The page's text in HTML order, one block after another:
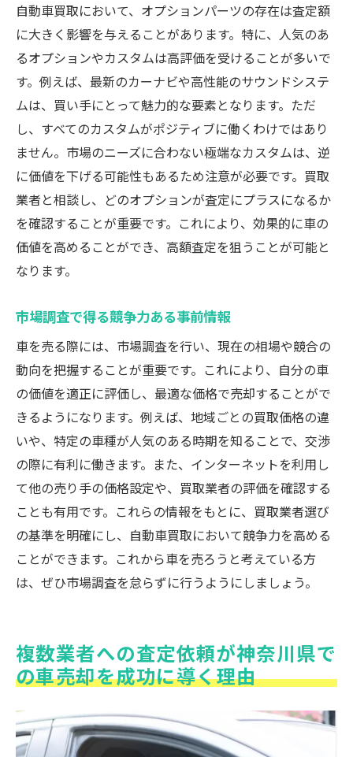
自動車買取において、オプションパーツの存在は査定額
に大きく影響を与えることがあります。特に、人気のあ
るオプションやカスタムは高評価を受けることが多いで
す。例えば、最新のカーナビや高性能のサウンドシステ
ムは、買い手にとって魅力的な要素となります。ただ
し、すべてのカスタムがポジティブに働くわけではあり
ません。市場のニーズに合わない極端なカスタムは、逆
に価値を下げる可能性もあるため注意が必要です。買取
業者と相談し、どのオプションが査定にプラスになるか
を確認することが重要です。これにより、効果的に車の
価値を高めることができ、高額査定を狙うことが可能と
なります。
市場調査で得る競争力ある事前情報
車を売る際には、市場調査を行い、現在の相場や競合の
動向を把握することが重要です。これにより、自分の車
の価値を適正に評価し、最適な価格で売却することがで
きるようになります。例えば、地域ごとの買取価格の違
いや、特定の車種が人気のある時期を知ることで、交渉
の際に有利に働きます。また、インターネットを利用し
て他の売り手の価格設定や、買取業者の評価を確認する
ことも有用です。これらの情報をもとに、買取業者選び
の基準を明確にし、自動車買取において競争力を高める
ことができます。これから車を売ろうと考えている方
は、ぜひ市場調査を怠らずに行うようにしましょう。
複数業者への査定依頼が神奈川県で
の車売却を成功に導く理由